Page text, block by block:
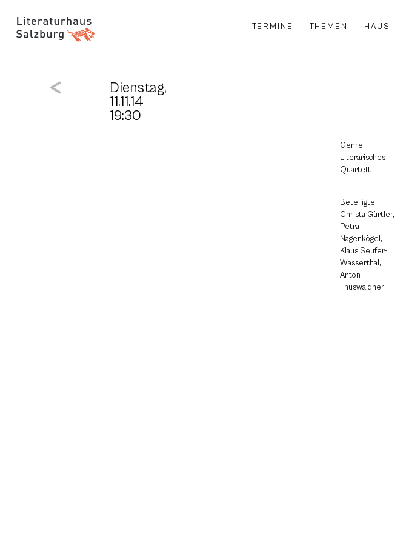
TERMINE THEMEN HAUS
Dienstag,
11.11.14
19:30
Genre:
Literarisches
Quartett
Beteiligte:
Christa Gürtler,
Petra
Nagenkögel,
Klaus Seufer-
Wasserthal,
Anton
Thuswaldner